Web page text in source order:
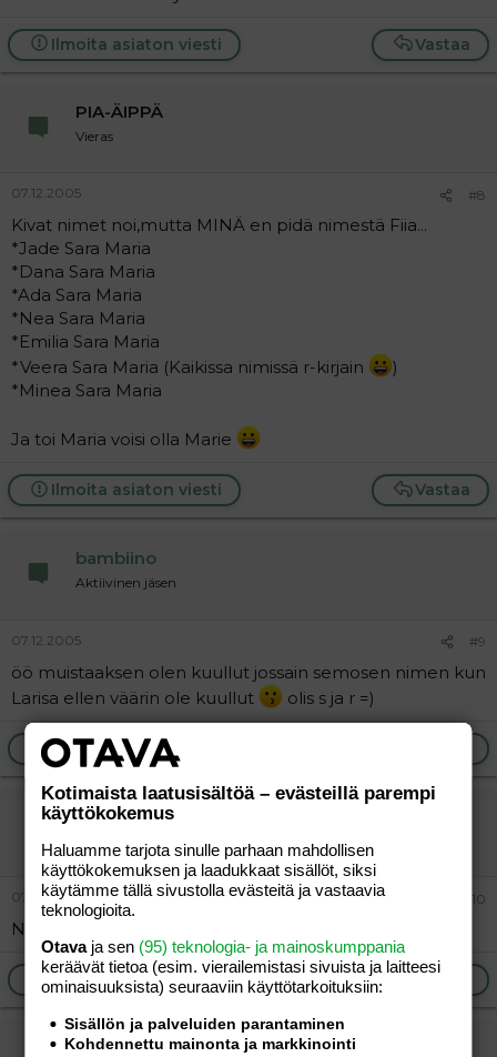
Vastaa
Ilmoita asiaton viesti
PIA-ÄIPPÄ
Vieras
07.12.2005 #8
Kivat nimet noi,mutta MINÄ en pidä nimestä Fiia...
*Jade Sara Maria
*Dana Sara Maria
*Ada Sara Maria
*Nea Sara Maria
*Emilia Sara Maria
*Veera Sara Maria (Kaikissa nimissä r-kirjain
)
*Minea Sara Maria
Ja toi Maria voisi olla Marie
Vastaa
Ilmoita asiaton viesti
bambiino
Aktiivinen jäsen
07.12.2005 #9
öö muistaaksen olen kuullut jossain semosen nimen kun
Larisa ellen väärin ole kuullut
olis s ja r =)
Ilmoita asiaton viesti
Olivie
07.12.2005 #10
Nätit nimet olette valinneet =)
Vastaa
Ilmoita asiaton viesti
Möhkösfantti
Kotimaista laatusisältöä – evästeillä parempi
käyttökokemus
Haluamme tarjota sinulle parhaan mahdollisen
käyttökokemuksen ja laadukkaat sisällöt, siksi
käytämme tällä sivustolla evästeitä ja vastaavia
teknologioita.
Otavaja sen (95) teknologia- ja mainoskumppania
keräävät tietoa (esim. vierailemis­tasi sivuista ja laitteesi
ominaisuuk­sista) seuraaviin käyttötarkoituksiin:
Sisällön ja palveluiden parantaminen
Kohdennettu mainonta ja markkinointi